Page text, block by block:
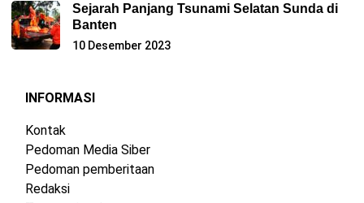
Sejarah Panjang Tsunami Selatan Sunda di
Banten
10 Desember 2023
INFORMASI
Kontak
Pedoman Media Siber
Pedoman pemberitaan
Redaksi